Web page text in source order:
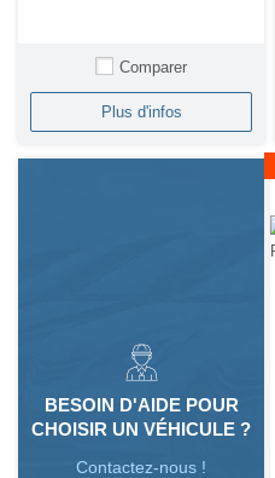
Comparer
Plus d'infos
BESOIN D'AIDE POUR
CHOISIR UN VÉHICULE ?
Contactez-nous !